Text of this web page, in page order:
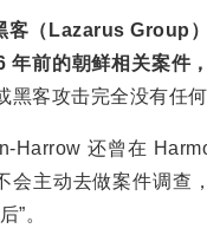
客（Lazarus Group
年前的朝鲜相关案
客攻击完全没有任何
Harrow 还曾在
会主动去做案件调查
”。